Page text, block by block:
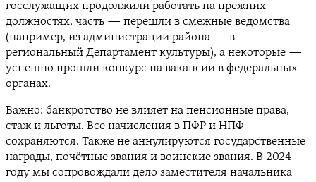
госслужащих продолжили работать на прежних
должностях, часть — перешли в смежные ведомства
(например, из администрации района — в
региональный Департамент культуры), а некоторые —
успешно прошли конкурс на вакансии в федеральных
органах.
Важно: банкротство не влияет на пенсионные права,
стаж и льготы. Все начисления в ПФР и НПФ
сохраняются. Также не аннулируются государственные
награды, почётные звания и воинские звания. В 2024
году мы сопровождали дело заместителя начальника